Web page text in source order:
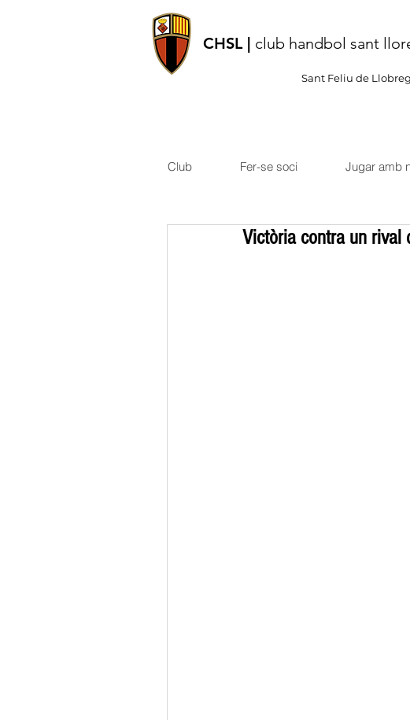
CHSL | club handbol sant
Sant Feliu de
Club Fer-se soci Jugar amb
Victòria contra un rival